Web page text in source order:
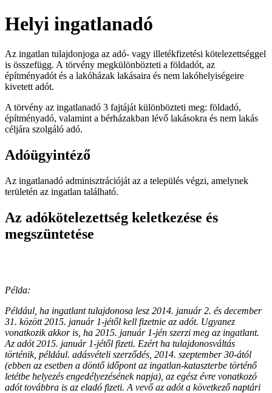
Helyi ingatlanadó
Az ingatlan tulajdonjoga az adó- vagy illetékfizetési kötelezettséggel
is összefügg. A törvény megkülönbözteti a földadót, az
építményadót és a lakóházak lakásaira és nem lakóhelyiségeire
kivetett adót.
A törvény az ingatlanadó 3 fajtáját különbözteti meg: földadó,
építményadó, valamint a bérházakban lévő lakásokra és nem lakás
céljára szolgáló adó.
Adóügyintéző
Az ingatlanadó adminisztrációját az a település végzi, amelynek
területén az ingatlan található.
Az adókötelezettség keletkezése és
megszüntetése
Példa:
Például, ha ingatlant tulajdonosa lesz 2014. január 2. és december
31. között 2015. január 1-jétől kell fizetnie az adót. Ugyanez
vonatkozik akkor is, ha 2015. január 1-jén szerzi meg az ingatlant.
Az adót 2015. január 1-jétől fizeti. Ezért ha tulajdonosváltás
történik, például. adásvételi szerződés, 2014. szeptember 30-ától
(ebben az esetben a döntő időpont az ingatlan-kataszterbe történő
letétbe helyezés engedélyezésének napja), az egész évre vonatkozó
adót továbbra is az eladó fizeti. A vevő az adót a következő naptári